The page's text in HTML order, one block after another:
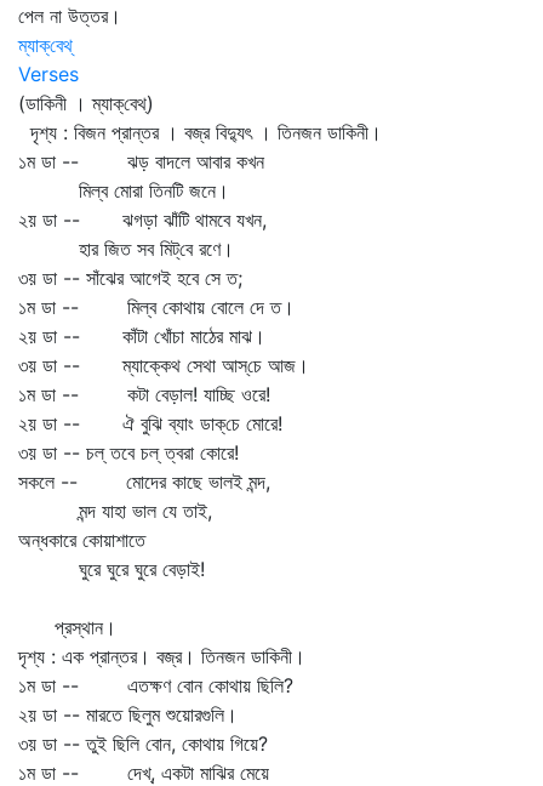
পেল না উত্তর।
ম্যাক্‌বেথ্‌
Verses
(ডাকিনী । ম্যাক্‌বেথ্‌)
দৃশ্য : বিজন প্রান্তর । বজ্র বিদ্যুৎ । তিনজন ডাকিনী।
১ম ডা -- ঝড় বাদলে আবার কখন
মিল্‌ব মোরা তিনটি জনে।
২য় ডা -- ঝগড়া ঝাঁটি থামবে যখন,
হার জিত সব মিট্‌বে রণে।
৩য় ডা -- সাঁঝের আগেই হবে সে ত;
১ম ডা -- মিল্‌ব কোথায় বোলে দে ত।
২য় ডা -- কাঁটা খোঁচা মাঠের মাঝ।
৩য় ডা -- ম্যাক্কেথ সেথা আস্‌চে আজ।
১ম ডা -- কটা বেড়াল! যাচ্ছি ওরে!
২য় ডা -- ঐ বুঝি ব্যাং ডাক্‌চে মোরে!
৩য় ডা -- চল্‌ তবে চল্‌ ত্বরা কোরে!
সকলে -- মোদের কাছে ভালই মন্দ,
মন্দ যাহা ভাল যে তাই,
অন্ধকারে কোয়াশাতে
ঘুরে ঘুরে ঘুরে বেড়াই!
প্রস্থান।
দৃশ্য : এক প্রান্তর। বজ্র। তিনজন ডাকিনী।
১ম ডা -- এতক্ষণ বোন কোথায় ছিলি?
২য় ডা -- মারতে ছিলুম শুয়োরগুলি।
৩য় ডা -- তুই ছিলি বোন, কোথায় গিয়ে?
১ম ডা -- দেখ্‌, একটা মাঝির মেয়ে